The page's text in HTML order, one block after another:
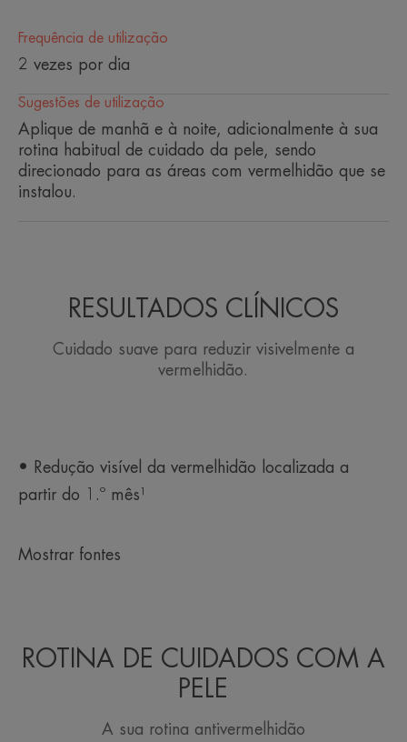
pequenos vasos visíveis. Sem
Vantagem
• ANTIVERMELHIDÃO: o TRP-Regulin™ diminui a
reatividade da pele.
• SUAVIZANTE: graças à água termal d'Avène
naturalmente calmante e suavizante.
• AÇÃO SUAVIZANTE: alto conteúdo de Sulfato
Frequência de utilização
2 vezes por dia
Sugestões de utilização
Aplique de manhã e à noite, adicionalmente à sua
rotina habitual de cuidado da pele, sendo
direcionado para as áreas com vermelhidão que se
instalou.
RESULTADOS CLÍNICOS
Cuidado suave para reduzir visivelmente a
vermelhidão.
• Redução visível da vermelhidão localizada a
partir do 1.º mês¹
Mostrar fontes
ROTINA DE CUIDADOS COM A
PELE
A sua rotina antivermelhidão